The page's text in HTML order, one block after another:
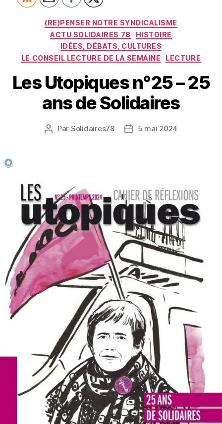
Catégories
(RE)PENSER NOTRE SYNDICALISME
ACTU SOLIDAIRES 78
HISTOIRE
IDÉES, DÉBATS, CULTURES
LE CONSEIL LECTURE DE LA SEMAINE
LECTURE
Les Utopiques n°25 – 25
ans de Solidaires
Auteur
Par Solidaires78
Date5 mai 2024